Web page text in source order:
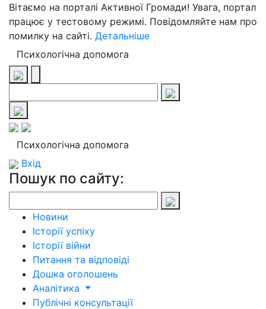
Вітаємо на порталі Активної Громади! Увага, портал
працює у тестовому режимі. Повідомляйте нам про
помилку на сайті. Детальніше
Психологічна допомога
Психологічна допомога
Вхід
Пошук по сайту:
Новини
Історії успіху
Історії війни
Питання та відповіді
Дошка оголошень
Аналітика
Публічні консультації